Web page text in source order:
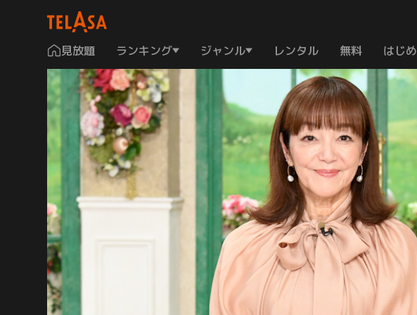
見放題 ランキング ジャンル レンタル 無料 はじ